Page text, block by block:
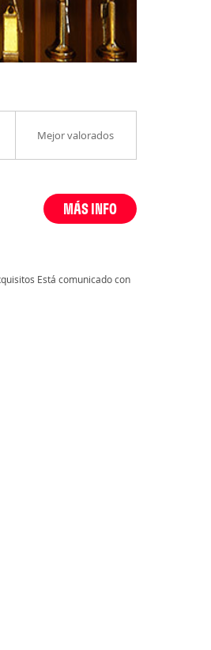
Mejor valorados
MÁS INFO
Está comunicado con